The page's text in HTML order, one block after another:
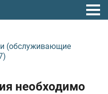
(обслуживающие
необходимо